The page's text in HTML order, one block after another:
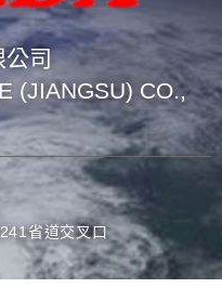
公司
(JIANGSU) CO.,
省道交叉口